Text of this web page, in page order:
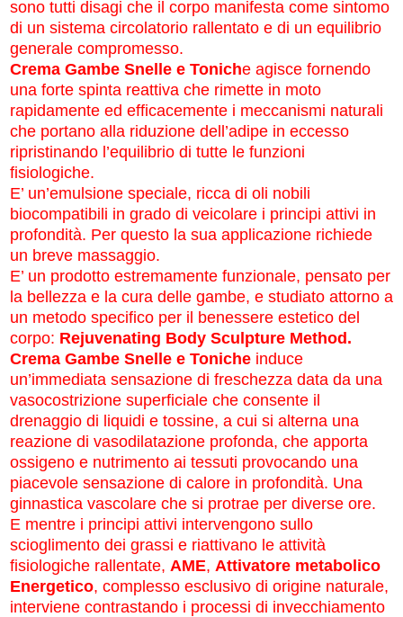
sono tutti disagi che il corpo manifesta come sintomo
di un sistema circolatorio rallentato e di un equilibrio
generale compromesso.
Crema Gambe Snelle e Toniche agisce fornendo
una forte spinta reattiva che rimette in moto
rapidamente ed efficacemente i meccanismi naturali
che portano alla riduzione dell’adipe in eccesso
ripristinando l’equilibrio di tutte le funzioni
fisiologiche.
E’ un’emulsione speciale, ricca di oli nobili
biocompatibili in grado di veicolare i principi attivi in
profondità. Per questo la sua applicazione richiede
un breve massaggio.
E’ un prodotto estremamente funzionale, pensato per
la bellezza e la cura delle gambe, e studiato attorno a
un metodo specifico per il benessere estetico del
corpo: Rejuvenating Body Sculpture Method.
Crema Gambe Snelle e Toniche induce
un’immediata sensazione di freschezza data da una
vasocostrizione superficiale che consente il
drenaggio di liquidi e tossine, a cui si alterna una
reazione di vasodilatazione profonda, che apporta
ossigeno e nutrimento ai tessuti provocando una
piacevole sensazione di calore in profondità. Una
ginnastica vascolare che si protrae per diverse ore.
E mentre i principi attivi intervengono sullo
scioglimento dei grassi e riattivano le attività
fisiologiche rallentate, AME, Attivatore metabolico
Energetico, complesso esclusivo di origine naturale,
interviene contrastando i processi di invecchiamento